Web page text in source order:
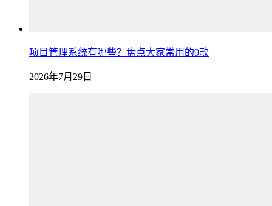
项目管理系统有哪些？盘点大家常用的9款
2026年7月29日